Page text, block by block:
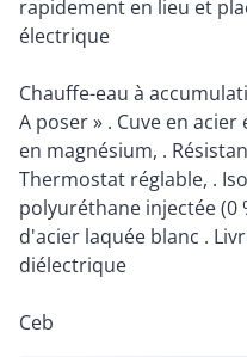
rapidement en lieu et
électrique
Chauffe-eau à
A poser » . Cuve en
en magnésium, .
Thermostat réglable, .
polyuréthane injectée (0
d'acier laquée blanc .
diélectrique
Ceb